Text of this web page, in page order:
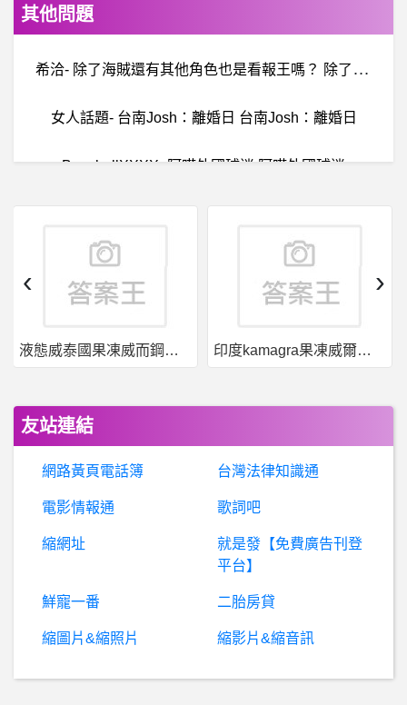
其他問題
希
洽- 除了海賊還有其他角色也是看報王嗎？ 除了海賊還有其他角色也是看報王嗎？
女人話題- 台南Josh：離婚日 台南Josh：離婚日
BaseballXXXX- 阿喵外國球迷 阿喵外國球迷
英雄聯盟- 黎明能屌虐S9吧？ 黎明能屌虐S9吧？
科
技人- 今年的分紅影響竹科買房多少？ 今年的分紅影響竹科買房多少？
銀行貸款- 台南首購房貸
希洽- hf第三集就這樣？？
液態威泰國果凍威而鋼哪裡買 印度kamagra果凍威爾剛用於治療男性勃起功能障礙
‹ ›
友站連結
網路黃頁電話簿 台灣法律知識通
電影情報通 歌詞吧
縮網址
就是發【免費廣告刊登
平台】
鮮寵一番 二胎房貸
縮圖片&縮照片 縮影片&縮音訊